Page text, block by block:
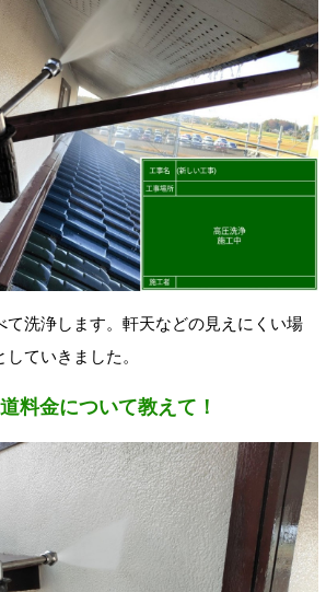
て洗浄します。軒天などの見えにくい場
ていきました。
料金について教えて！